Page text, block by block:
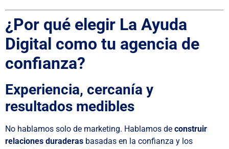
¿Por qué elegir La Ayuda
Digital como tu agencia de
confianza?
Experiencia, cercanía y
resultados medibles
No hablamos solo de marketing. Hablamos de construir
relaciones duraderas basadas en la confianza y los